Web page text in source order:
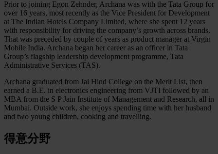
Prior to joining Egon Zehnder, Archana was with the Tata Group for
over 16 years, most recently as the Vice President for Development
at The Indian Hotels Company Limited, where she spent 12 years
with responsibility for driving the company’s growth across brands.
That was preceded by couple of years as product manager at Virgin
Mobile India. Archana began her career as an officer in Tata
Group’s flagship leadership development programme, Tata
Administrative Services (TAS).
Archana graduated from Jai Hind College on the Merit List, then
earned a B.E. in electronics engineering from VJTI followed by an
MBA from the S P Jain Institute of Management and Research, all in
Mumbai. Outside work, she enjoys spending time with her husband
and two young children, cooking and travelling.
得意分野